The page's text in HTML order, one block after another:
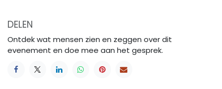
DELEN
Ontdek wat mensen zien en zeggen over dit
evenement en doe mee aan het gesprek.